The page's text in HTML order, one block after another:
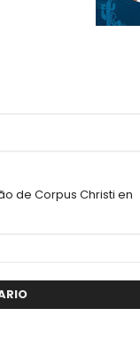
de Corpus Christi en